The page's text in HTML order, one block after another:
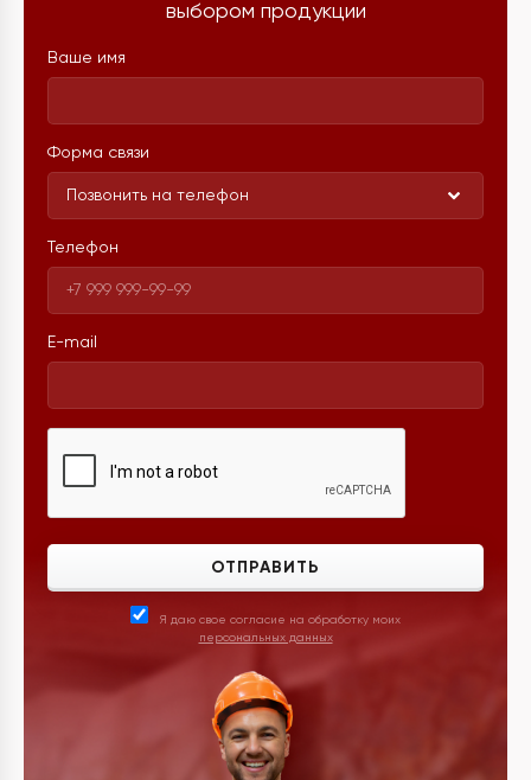
выбором продукции
Ваше имя
Форма связи
Позвонить на телефон
Телефон
E-mail
ОТПРАВИТЬ
Я даю свое согласие на обработку моих
персональных данных